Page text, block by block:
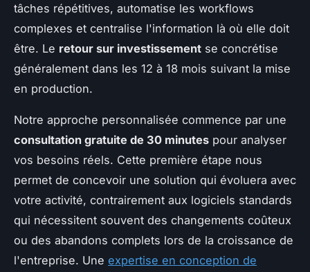
tâches répétitives, automatise les workflows
complexes et centralise l'information là où elle doit
être. Le retour sur investissement se concrétise
généralement dans les 12 à 18 mois suivant la mise
en production.
Notre approche personnalisée commence par une
consultation gratuite de 30 minutes pour analyser
vos besoins réels. Cette première étape nous
permet de concevoir une solution qui évoluera avec
votre activité, contrairement aux logiciels standards
qui nécessitent souvent des changements coûteux
ou des abandons complets lors de la croissance de
l'entreprise. Une expertise en conception de